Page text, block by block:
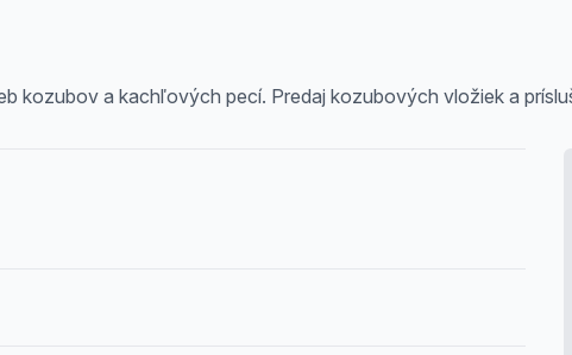
kozubov a kachľových pecí. Predaj kozubových vložiek a